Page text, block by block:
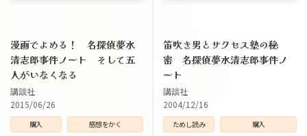
漫画でよめる！ 名探偵夢水
清志郎事件ノート そして五
人がいなくなる
講談社
2015/06/26
購入 感想をかく
笛吹き男とサクセス塾の秘
密 名探偵夢水清志郎事件ノ
ート
講談社
2004/12/16
ためし読み 購入